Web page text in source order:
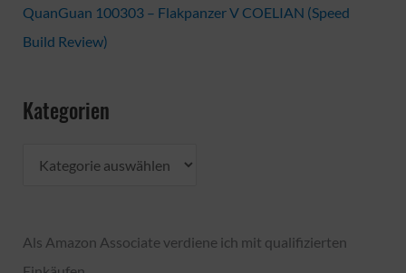
QuanGuan 100303 – Flakpanzer V COELIAN (Speed
Build Review)
Kategorien
e
Als Amazon Associate verdiene ich mit qualifizierten